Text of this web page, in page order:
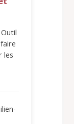
les